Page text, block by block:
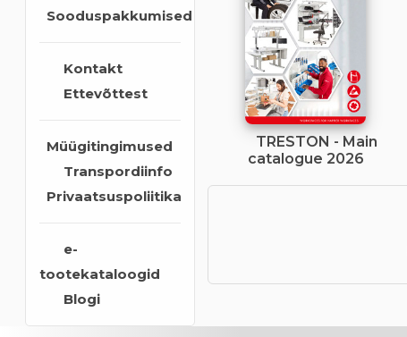
Sooduspakkumised
Kontakt
Ettevõttest
Müügitingimused
Transpordiinfo
Privaatsuspoliitika
e-
tootekataloogid
Blogi
TRESTON - Main
catalogue 2026